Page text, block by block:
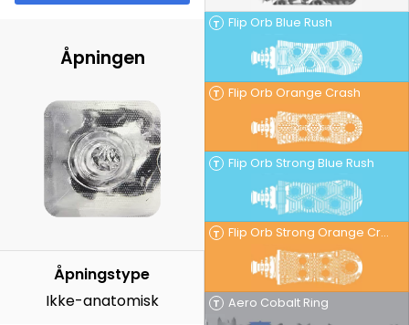
T Flip Orb Blue Rush
T Flip Orb Orange Crash
T Flip Orb Strong Blue Rush
T Flip Orb Strong Orange Crash
T Aero Cobalt Ring
Åpningen
Åpningstype
Ikke-anatomisk